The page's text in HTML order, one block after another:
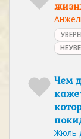
Чем
Жюль